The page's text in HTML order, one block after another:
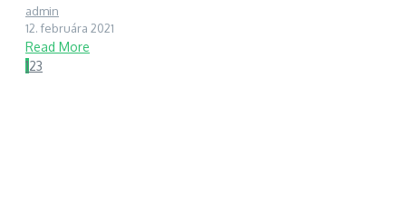
admin
12. februára 2021
Read More
123